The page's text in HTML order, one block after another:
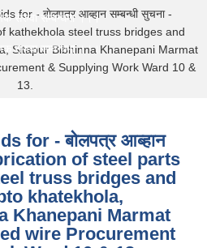
सरुवा सम्बन्धमा ।।।
सरुवा सम्बन्धमा ।।।
for - बाेलपत्र आब्हान सम्बन्धी सुचना -
kathekhola steel truss bridges and
Sitapur Bibhinna Khanepani Marmat
& Supplying Work Ward 10 &
13.
for - बाेलपत्र आब्हान
of steel parts
truss bridges and
khatekhola,
Khanepani Marmat
wire Procurement